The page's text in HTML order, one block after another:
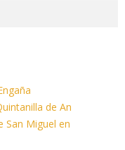
de An
San Miguel en